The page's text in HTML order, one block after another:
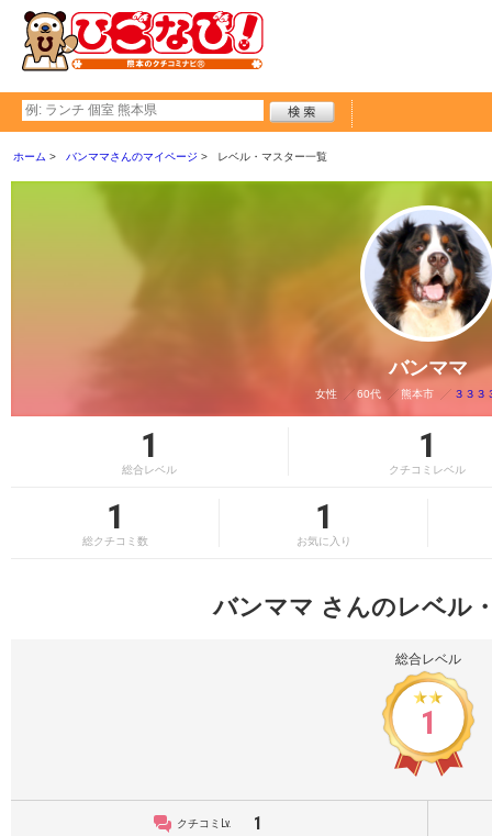
ホーム バンママさんのマイページ レベル・マスター一覧
バンママ
女性 60代 熊本市 ３３３
1
総合レベル
1
クチコミレベル
1
総クチコミ数
1
お気に入り
バンママ さんのレベル
総合レベル
1
クチコミLv. 1